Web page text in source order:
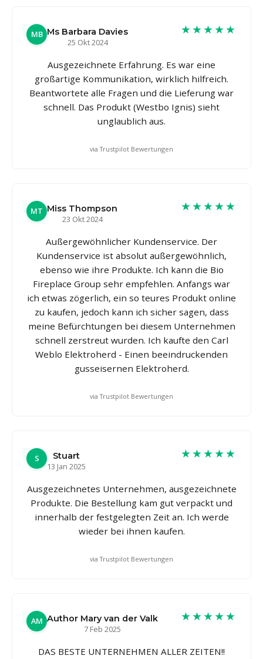
MB Ms Barbara Davies
25 Okt 2024
★★★★★
Ausgezeichnete Erfahrung. Es war eine
großartige Kommunikation, wirklich hilfreich.
Beantwortete alle Fragen und die Lieferung war
schnell. Das Produkt (Westbo Ignis) sieht
unglaublich aus.
via Trustpilot Bewertungen
MT Miss Thompson
23 Okt 2024
★★★★★
Außergewöhnlicher Kundenservice. Der
Kundenservice ist absolut außergewöhnlich,
ebenso wie ihre Produkte. Ich kann die Bio
Fireplace Group sehr empfehlen. Anfangs war
ich etwas zögerlich, ein so teures Produkt online
zu kaufen, jedoch kann ich sicher sagen, dass
meine Befürchtungen bei diesem Unternehmen
schnell zerstreut wurden. Ich kaufte den Carl
Weblo Elektroherd - Einen beeindruckenden
gusseisernen Elektroherd.
via Trustpilot Bewertungen
S
Stuart
13 Jan 2025
★★★★★
Ausgezeichnetes Unternehmen, ausgezeichnete
Produkte. Die Bestellung kam gut verpackt und
innerhalb der festgelegten Zeit an. Ich werde
wieder bei ihnen kaufen.
via Trustpilot Bewertungen
AM Author Mary van der Valk
7 Feb 2025
★★★★★
DAS BESTE UNTERNEHMEN ALLER ZEITEN!!